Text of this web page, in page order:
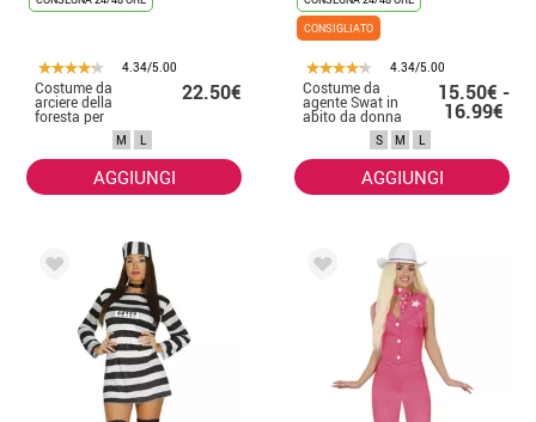
4.34/5.00
Costume da
arciere della
foresta per
22.50€
M L
AGGIUNGI
CONSIGLIATO
4.34/5.00
Costume da
agente Swat in
abito da donna
15.50€ -
16.99€
S M L
AGGIUNGI